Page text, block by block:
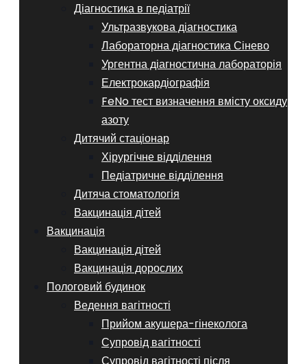
Діагностика в педіатрії
Ультразвукова діагностика
Лабораторна діагностика Сінево
Ургентна діагностична лабораторія
Електрокардіографія
FeNo тест визначення вмісту оксиду
азоту
Дитячий стаціонар
Хірургічне відділення
Педіатричне відділення
Дитяча стоматологія
Вакцинація дітей
Вакцинація
Вакцинація дітей
Вакцинація дорослих
Пологовий будинок
Ведення вагітності
Прийом акушера-гінеколога
Супровід вагітності